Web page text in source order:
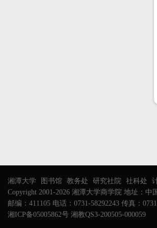
湘潭大学 图书馆 教务处 研究社院 社科处
Copyright 2001-2026 湘潭大学商学院 地址：中
邮编：411105 电话：0731-58292243 传真：
湘ICP备05005862号 湘教QS3-200505-000059